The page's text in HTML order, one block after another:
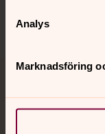
Analys
Marknadsföring
Akut samtals-